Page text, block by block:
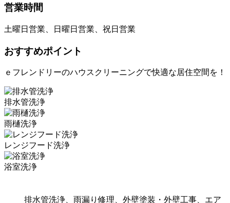
営業時間
土曜日営業、日曜日営業、祝日営業
おすすめポイント
ｅフレンドリーのハウスクリーニングで快適な居住空間を！
排水管洗浄
雨樋洗浄
レンジフード洗浄
浴室洗浄
排水管洗浄、雨漏り修理、外壁塗装・外壁工事、エア